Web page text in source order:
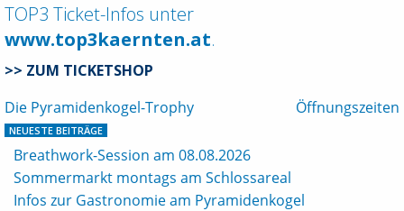
TOP3 Ticket-Infos unter
www.top3kaernten.at.
>> ZUM TICKETSHOP
Beitrags-
Navigation
Die Pyramidenkogel-Trophy Öffnungszeiten
NEUESTE BEITRÄGE
Breathwork-Session am 08.08.2026
Sommermarkt montags am Schlossareal
Infos zur Gastronomie am Pyramidenkogel